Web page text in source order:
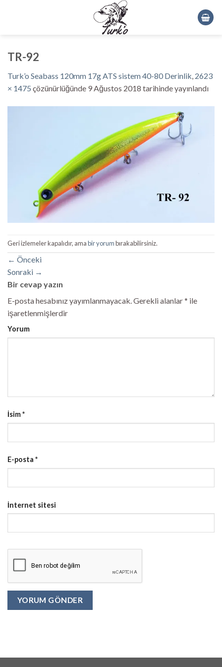
TR-92
Turk’o Seabass 120mm 17g ATS sistem 40-80 Derinlik, 2623
× 1475 çözünürlüğünde 9 Ağustos 2018 tarihinde yayınlandı
Geri izlemeler kapalıdır, amabir yorumbırakabilirsiniz.
← Önceki
Sonraki →
Bir cevap yazın
E-posta hesabınız yayımlanmayacak.Gerekli alanlar* ile
işaretlenmişlerdir
Yorum
İsim*
E-posta *
İnternet sitesi